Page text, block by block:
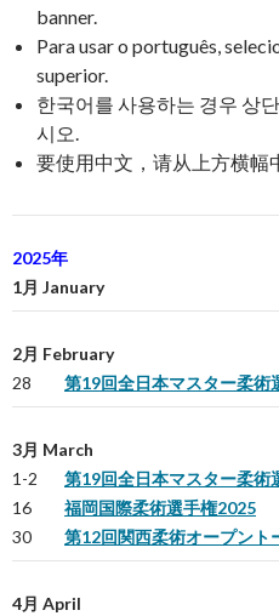
banner.
Para usar o português,
superior.
한국어를 사용하는 경우 상
시오.
要使用中文，请从上方横幅
2025年
1月 January
2月 February
28
第19回全日本マスター柔術
3月 March
1-2
第19回全日本マスター柔術
16
福岡国際柔術選手権2025
30
第12回関西柔術オープント
4月 April